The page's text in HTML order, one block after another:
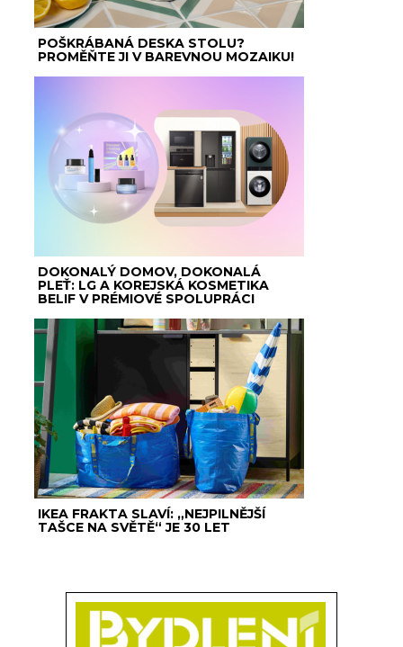
POŠKRÁBANÁ DESKA STOLU?
PROMĚŇTE JI V BAREVNOU MOZAIKU!
DOKONALÝ DOMOV, DOKONALÁ
PLEŤ: LG A KOREJSKÁ KOSMETIKA
BELIF V PRÉMIOVÉ SPOLUPRÁCI
IKEA FRAKTA SLAVÍ: „NEJPILNĚJŠÍ
TAŠCE NA SVĚTĚ“ JE 30 LET